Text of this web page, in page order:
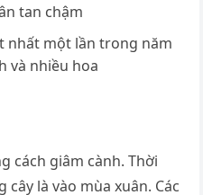
tan chậm
nhất một lần trong năm
và nhiều hoa
cách giâm cành. Thời
là vào mùa xuân. Các